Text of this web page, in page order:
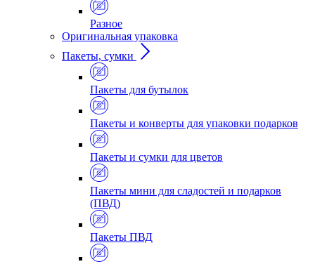
Разное
Оригинальная упаковка
Пакеты, сумки
Пакеты для бутылок
Пакеты и конверты для упаковки подарков
Пакеты и сумки для цветов
Пакеты мини для сладостей и подарков
(ПВД)
Пакеты ПВД